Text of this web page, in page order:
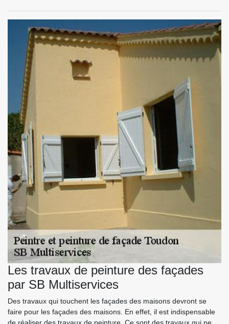
Les travaux de peinture des façades
par SB Multiservices
Des travaux qui touchent les façades des maisons devront se
faire pour les façades des maisons. En effet, il est indispensable